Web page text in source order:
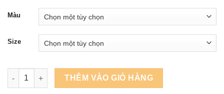
Màu
Size
Quần sooc Golf nam Noressy mã 0010 số lượng
THÊM VÀO GIỎ HÀNG